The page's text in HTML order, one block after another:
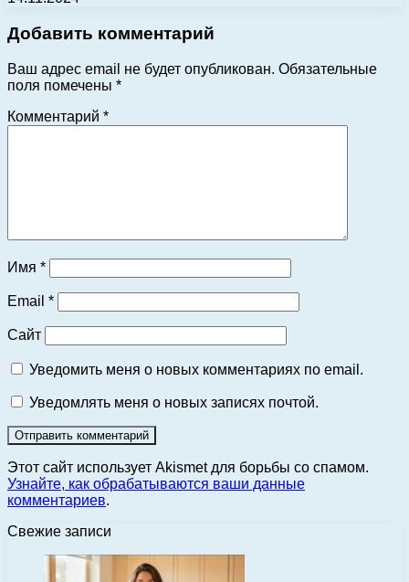
Добавить комментарий
Ваш адрес email не будет опубликован. Обязательные
поля помечены *
Комментарий *
Имя *
Email *
Сайт
Уведомить меня о новых комментариях по email.
Уведомлять меня о новых записях почтой.
Этот сайт использует Akismet для борьбы со спамом.
Узнайте, как обрабатываются ваши данные
комментариев.
Свежие записи